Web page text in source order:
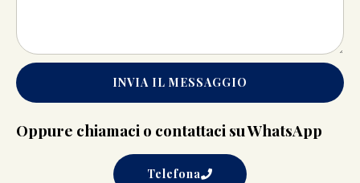
INVIA IL MESSAGGIO
Oppure chiamaci o contattaci su WhatsApp
Telefona